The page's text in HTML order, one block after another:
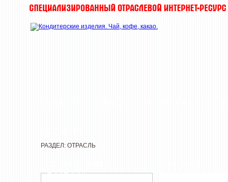
ЖУРНАЛА
РАЗДЕЛ: ОТРАСЛЬ